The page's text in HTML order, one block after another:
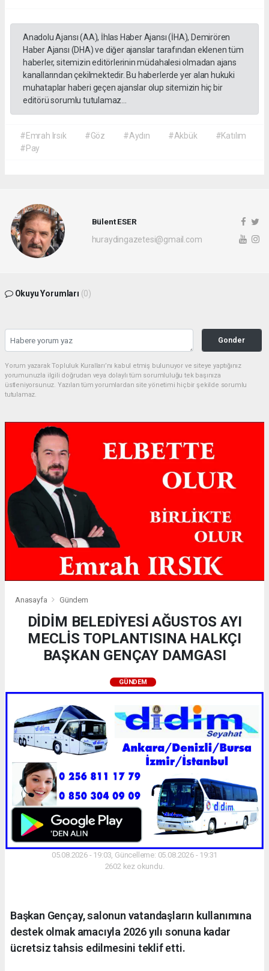
Anadolu Ajansı (AA), İhlas Haber Ajansı (İHA), Demirören
Haber Ajansı (DHA) ve diğer ajanslar tarafından eklenen tüm
haberler, sitemizin editörlerinin müdahalesi olmadan ajans
kanallarından çekilmektedir. Bu haberlerde yer alan hukuki
muhataplar haberi geçen ajanslar olup sitemizin hiç bir
editörü sorumlu tutulamaz...
#Emrah Irsık #Göz #Aydın #Akbük
#Katılım
#Pay
Bülent ESER
huraydingazetesi@gmail.com
Okuyu Yorumları (0)
Gonder
Yorum yazarak Topluluk Kuralları’nı kabul etmiş bulunuyor ve siteye yaptığınız
yorumunuzla ilgili doğrudan veya dolaylı tüm sorumluluğu tek başınıza
üstleniyorsunuz. Yazılan tüm yorumlardan site yönetimi hiçbir şekilde sorumlu
tutulamaz.
Anasayfa Gündem
DİDİM BELEDİYESİ AĞUSTOS AYI
MECLİS TOPLANTISINA HALKÇI
BAŞKAN GENÇAY DAMGASI
GÜNDEM
05.08.2026 - 19:03, Güncelleme: 05.08.2026 - 19:31
2602 kez okundu.
Başkan Gençay, salonun vatandaşların kullanımına
destek olmak amacıyla 2026 yılı sonuna kadar
ücretsiz tahsis edilmesini teklif etti.